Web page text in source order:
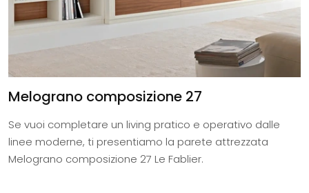
Melograno composizione 27
Se vuoi completare un living pratico e operativo dalle
linee moderne, ti presentiamo la parete attrezzata
Melograno composizione 27 Le Fablier.